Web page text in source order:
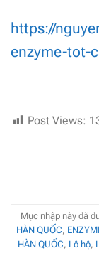
https://
enzyme-tot-
Post Views:
Mục nhập này đã
HÀN QUỐC,
HÀN QUỐC, Lô hộ,